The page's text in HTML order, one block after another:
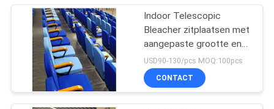
Draagbare
Openluchtbleachers
Indoor Telescopic
Bleacher zitplaatsen met
aangepaste grootte en
ganghandrail accessoires
voor evenementen
USD90-130/pcs MOQ:100pcs
CONTACT